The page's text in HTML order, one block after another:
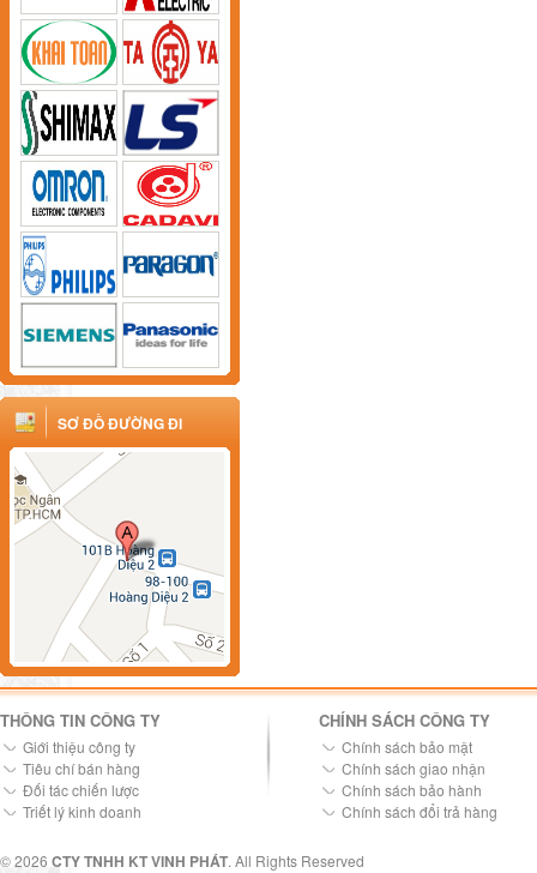
SƠ ĐỒ ĐƯỜNG ĐI
THÔNG TIN CÔNG TY
Giới thiệu công ty
Tiêu chí bán hàng
Đối tác chiến lược
Triết lý kinh doanh
CHÍNH SÁCH CÔNG TY
Chính sách bảo mật
Chính sách giao nhận
Chính sách bảo hành
Chính sách đổi trả hàng
© 2026 CTY TNHH KT VINH PHÁT. All Rights Reserved